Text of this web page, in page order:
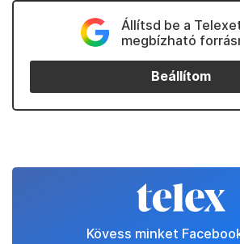
Állítsd be a
megbízható
Beállítom
Kövess minket